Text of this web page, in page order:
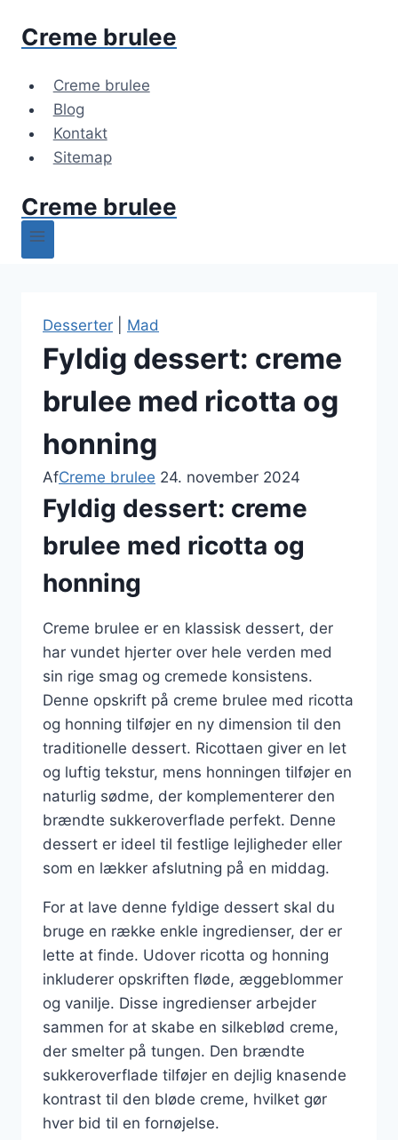
Creme brulee
Creme brulee
Blog
Kontakt
Sitemap
Creme brulee
Desserter Mad
Fyldig dessert: creme
brulee med ricotta og
honning
AfCreme brulee 24. november 2024
Fyldig dessert: creme
brulee med ricotta og
honning
Creme brulee er en klassisk dessert, der
har vundet hjerter over hele verden med
sin rige smag og cremede konsistens.
Denne opskrift på creme brulee med ricotta
og honning tilføjer en ny dimension til den
traditionelle dessert. Ricottaen giver en let
og luftig tekstur, mens honningen tilføjer en
naturlig sødme, der komplementerer den
brændte sukkeroverflade perfekt. Denne
dessert er ideel til festlige lejligheder eller
som en lækker afslutning på en middag.
For at lave denne fyldige dessert skal du
bruge en række enkle ingredienser, der er
lette at finde. Udover ricotta og honning
inkluderer opskriften fløde, æggeblommer
og vanilje. Disse ingredienser arbejder
sammen for at skabe en silkeblød creme,
der smelter på tungen. Den brændte
sukkeroverflade tilføjer en dejlig knasende
kontrast til den bløde creme, hvilket gør
hver bid til en fornøjelse.